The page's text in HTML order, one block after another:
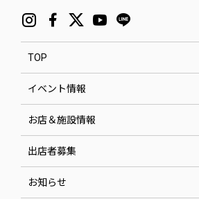
TOP
イベント情報
お店＆施設情報
出店者募集
お知らせ